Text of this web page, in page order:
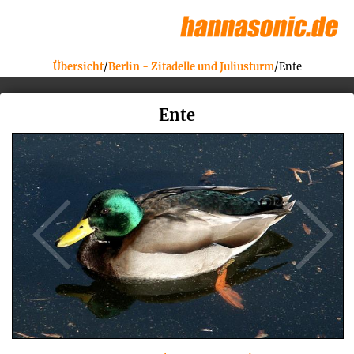
Übersicht/Berlin - Zitadelle und Juliusturm/Ente
Ente